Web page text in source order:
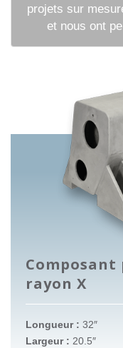
projets sur
et nous ont
rayon X
Longueur : 32″
Largeur : 20.5″